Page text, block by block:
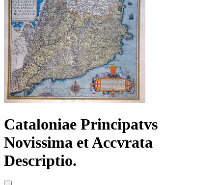
Cataloniae Principatvs
Novissima et Accvrata
Descriptio.